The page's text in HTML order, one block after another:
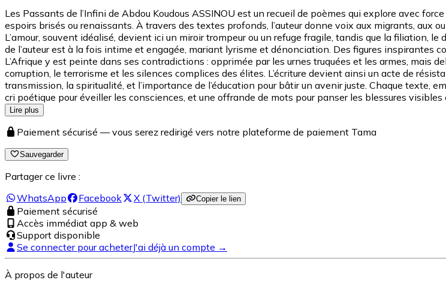
Les Passants de l’Infini de Abdou Koudous ASSINOU est un recueil de poèmes qui explore avec
espoirs brisés ou renaissants. À travers des textes profonds, l’auteur donne voix aux migrants, aux
L’amour, souvent idéalisé, devient ici un miroir trompeur ou un refuge fragile, tandis que la filiation,
de l’auteur est à la fois intime et engagée, mariant lyrisme et dénonciation. Des figures inspirantes
L’Afrique y est peinte dans ses contradictions : opprimée par les urnes truquées et les armes, mais
corruption, le terrorisme et les silences complices des élites. L’écriture devient ainsi un acte de
transmission, la spiritualité, et l’importance de l’éducation pour bâtir un avenir juste. Chaque texte,
cri poétique pour éveiller les consciences, et une offrande de mots pour panser les blessures visibles
Lire plus
Paiement sécurisé — vous serez redirigé vers notre plateforme de paiement Tama
Sauvegarder
Partager ce livre :
WhatsApp
Facebook X (Twitter) Copier le lien
Paiement sécurisé
Accès immédiat app & web
Support disponible
Se connecter pour acheterJ'ai déjà un compte →
À propos de l'auteur